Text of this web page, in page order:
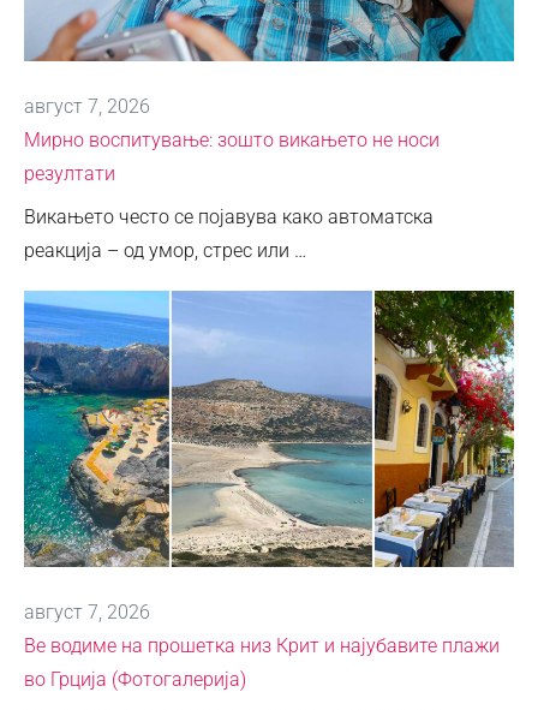
август 7, 2026
Мирно воспитување: зошто викањето не носи
резултати
Викањето често се појавува како автоматска
реакција – од умор, стрес или …
август 7, 2026
Ве водиме на прошетка низ Крит и најубавите плажи
во Грција (Фотогалерија)